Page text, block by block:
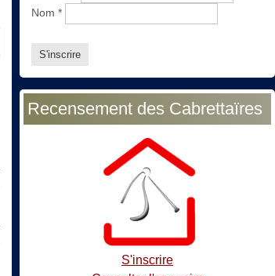
Nom *
Recensement des Cabrettaïres
S'inscrire